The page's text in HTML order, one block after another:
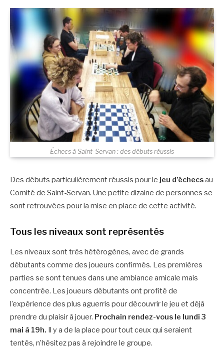
Échecs à Saint-Servan : des débuts réussis
Des débuts particulièrement réussis pour le jeu d’échecsau
Comité de Saint-Servan. Une petite dizaine de personnes se
sont retrouvées pour la mise en place de cette activité.
Tous les niveaux sont représentés
Les niveaux sont très hétérogènes, avec de grands
débutants comme des joueurs confirmés. Les premières
parties se sont tenues dans une ambiance amicale mais
concentrée. Les joueurs débutants ont profité de
l’expérience des plus aguerris pour découvrir le jeu et déjà
prendre du plaisir à jouer. Prochain rendez-vous le lundi 3
mai à 19h. Il y a de la place pour tout ceux qui seraient
tentés, n’hésitez pas à rejoindre le groupe.